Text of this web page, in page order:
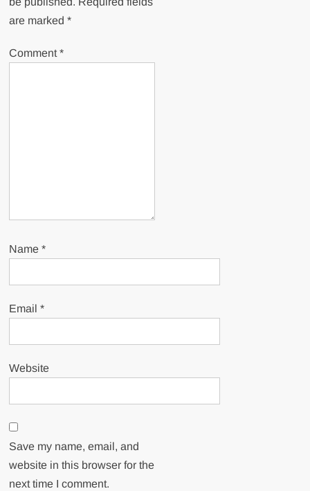
are marked*
Comment*
Name*
Email*
Website
Save my name, email, and
website in this browser for the
next time I comment.